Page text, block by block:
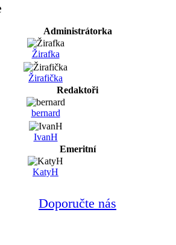
Administrátorka
Žirafka
Žirafička
Redaktoři
bernard
IvanH
Emeritní
KatyH
Doporučte nás